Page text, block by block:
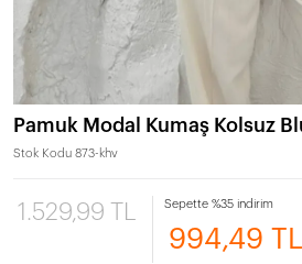
Pamuk Modal Kumaş Kolsuz
Stok Kodu 873-khv
1.529,99 TL Sepette %35 indirim
994,49 TL